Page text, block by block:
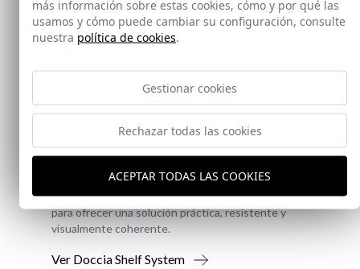
Doccia Shelf System
Doccia presenta un conjunto que combina
mampara de ducha y armario de cristal, pensado
para ofrecer una solución práctica, resistente y
visualmente coherente.
Ver Doccia Shelf System
más información sobre estas cookies, cómo y por qué las
usamos y cómo puede cambiar su configuración, consulte
nuestra política de cookies.
Gestionar cookies
Rechazar todas las cookies
ACEPTAR TODAS LAS COOKIES